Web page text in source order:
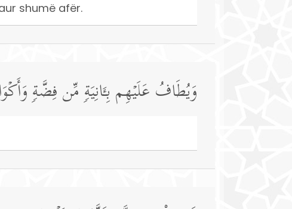
shumë afër.
وَیُطَافُ عَلَیۡهِم بِـَٔانِیَةࣲ مِّن فِضَّةࣲ